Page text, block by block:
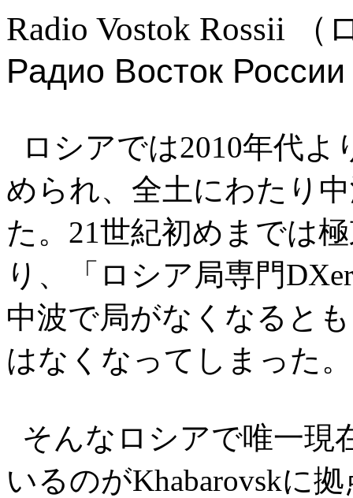
Radio Vostok Rossii （
Радио Восток России
ロシアでは2010年代よ
められ、全土にわたり
た。21世紀初めまでは
り、「ロシア局専門
中波で局がなくなると
はなくなってしまった。
そんなロシアで唯一現
いるのがKhabarovskに